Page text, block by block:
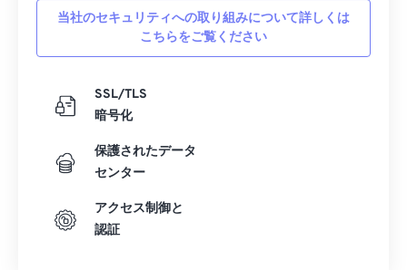
当社のセキュリティへの取り組みについて詳しくは
こちらをご覧ください
SSL/TLS
暗号化
保護されたデータ
センター
アクセス制御と
認証